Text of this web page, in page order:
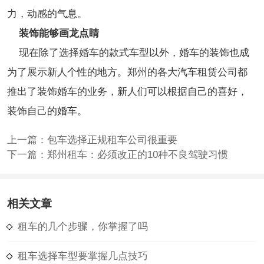
力，动感的气息。
装饰能够画龙点睛
现在除了选择婚车的款式车型以外，婚车的装饰也成
为了展示新人个性的地方。郑州的各大汽车租赁公司都
推出了装饰婚车的业务，新人们可以根据自己的喜好，
装饰自己的婚车。
上一篇： 包车选择正规租车公司很重要
下一篇： 郑州租车：必须改正的10种不良驾驶习惯
相关文章
租车的几个步骤，你掌握了吗
租车选择车型要掌握几点技巧